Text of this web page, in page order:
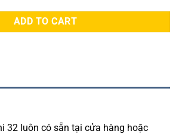
ADD TO CART
32 luôn có sẵn tại cửa hàng hoặc